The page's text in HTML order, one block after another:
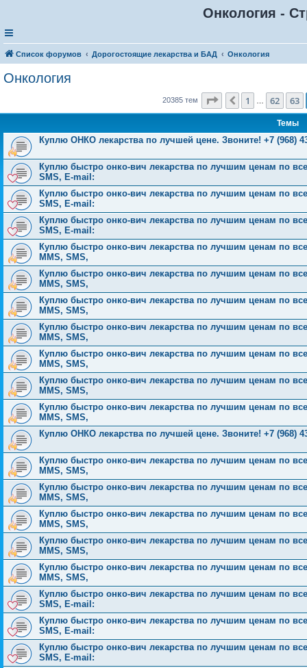
Онкология -
Список форумов Дорогостоящие лекарства и БАД Онкология
Онкология
20385 тем Страница 64из 816
Пред.
1 62 63
Темы
Куплю ОНКО лекарства по лучшей цене. Звоните! +7 (968)
Куплю быстро онко-вич лекарства по лучшим ценам по
SMS, E-mail:
Куплю быстро онко-вич лекарства по лучшим ценам по
SMS, E-mail:
Куплю быстро онко-вич лекарства по лучшим ценам по
SMS, E-mail:
Куплю быстро онко-вич лекарства по лучшим ценам по
MMS, SMS,
Куплю быстро онко-вич лекарства по лучшим ценам по
MMS, SMS,
Куплю быстро онко-вич лекарства по лучшим ценам по
MMS, SMS,
Куплю быстро онко-вич лекарства по лучшим ценам по
MMS, SMS,
Куплю быстро онко-вич лекарства по лучшим ценам по
MMS, SMS,
Куплю быстро онко-вич лекарства по лучшим ценам по
MMS, SMS,
Куплю быстро онко-вич лекарства по лучшим ценам по
MMS, SMS,
Куплю ОНКО лекарства по лучшей цене. Звоните! +7 (968)
Куплю быстро онко-вич лекарства по лучшим ценам по
MMS, SMS,
Куплю быстро онко-вич лекарства по лучшим ценам по
MMS, SMS,
Куплю быстро онко-вич лекарства по лучшим ценам по
MMS, SMS,
Куплю быстро онко-вич лекарства по лучшим ценам по
MMS, SMS,
Куплю быстро онко-вич лекарства по лучшим ценам по
MMS, SMS,
Куплю быстро онко-вич лекарства по лучшим ценам по
SMS, E-mail:
Куплю быстро онко-вич лекарства по лучшим ценам по
SMS, E-mail:
Куплю быстро онко-вич лекарства по лучшим ценам по
SMS, E-mail: